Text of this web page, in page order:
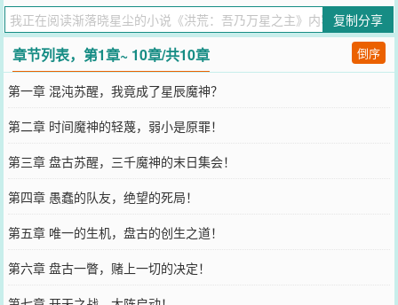
逍遥印记】。凭借此印，辰宇超脱于洪荒天道之外，因果不沾身，量
劫不入体，成为了洪荒唯一的“GM玩家”。当其他先天大能在为生存挣
扎时，他在混沌中开辟“万星天”道场；当三族为争霸打得血流成河
时，他在战场边缘捡拾无主至宝；当鸿钧在紫霄宫高坐分圣位时，他
搬来小板凳坐在旁边，笑着问：“道祖，你这位置，保熟吗？”他创立
“星辰道”，不争霸，不抢气运，只为守护一方逍遥净土。但他的存
在，本身就是对鸿钧“天道秩序”最大的挑战。杀伐果断是他的手段，
强势护短是他的原则。然而辰宇并不知道，盘古赠予他的这份权限背
后，不仅藏着超脱洪荒的希望，更指向了混沌之外，那真正威胁着一
切的终极恐惧……
您要是觉得《 洪荒：吾乃万星之主
和微博微信里的朋友推荐哦！
复制分享
章节列表，第1章~ 10章/共10章 倒序
第一章 混沌苏醒，我竟成了星辰魔神？
第二章 时间魔神的轻蔑，弱小是原罪！
第三章 盘古苏醒，三千魔神的末日集会！
第四章 愚蠢的队友，绝望的死局！
第五章 唯一的生机，盘古的创生之道！
第六章 盘古一瞥，赌上一切的决定！